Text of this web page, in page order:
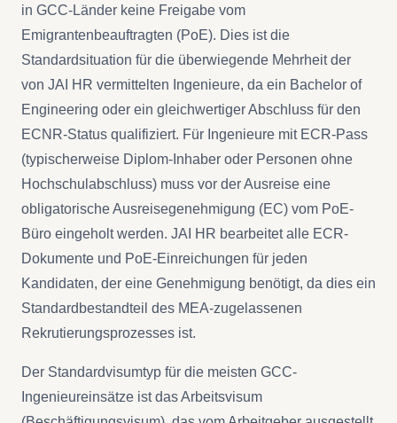
in GCC-Länder keine Freigabe vom
Emigrantenbeauftragten (PoE). Dies ist die
Standardsituation für die überwiegende Mehrheit der
von JAI HR vermittelten Ingenieure, da ein Bachelor of
Engineering oder ein gleichwertiger Abschluss für den
ECNR-Status qualifiziert. Für Ingenieure mit ECR-Pass
(typischerweise Diplom-Inhaber oder Personen ohne
Hochschulabschluss) muss vor der Ausreise eine
obligatorische Ausreisegenehmigung (EC) vom PoE-
Büro eingeholt werden. JAI HR bearbeitet alle ECR-
Dokumente und PoE-Einreichungen für jeden
Kandidaten, der eine Genehmigung benötigt, da dies ein
Standardbestandteil des MEA-zugelassenen
Rekrutierungsprozesses ist.
Der Standardvisumtyp für die meisten GCC-
Ingenieureinsätze ist das Arbeitsvisum